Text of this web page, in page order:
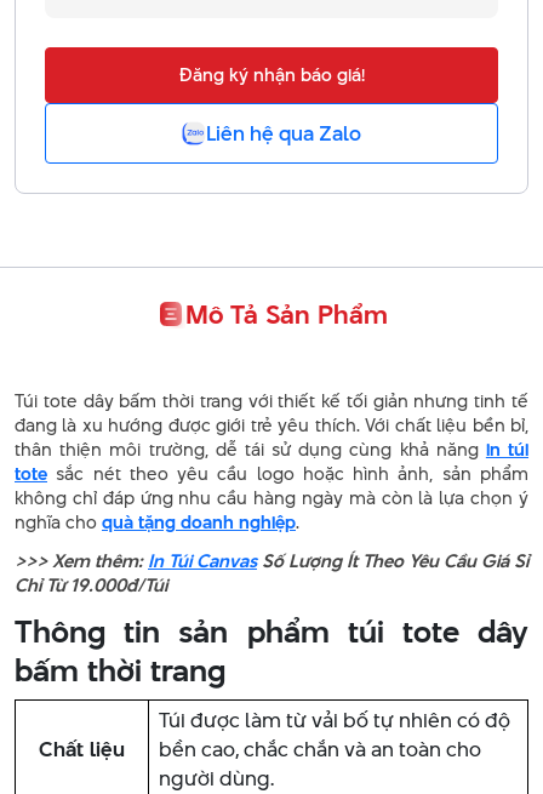
Đăng ký nhận báo giá!
Liên hệ qua Zalo
Mô Tả Sản Phẩm
Túi tote dây bấm thời trang với thiết kế tối giản nhưng tinh tế
đang là xu hướng được giới trẻ yêu thích. Với chất liệu bền bỉ,
thân thiện môi trường, dễ tái sử dụng cùng khả năng in túi
tote sắc nét theo yêu cầu logo hoặc hình ảnh, sản phẩm
không chỉ đáp ứng nhu cầu hàng ngày mà còn là lựa chọn ý
nghĩa choquà tặng doanh nghiệp.
>>> Xem thêm:In Túi CanvasSố Lượng Ít Theo Yêu Cầu Giá Sỉ
Chỉ Từ 19.000đ/Túi
Thông tin sản phẩm túi tote dây
bấm thời trang
Chất liệu
Túi được làm từ vải bố tự nhiên có độ
bền cao, chắc chắn và an toàn cho
người dùng.